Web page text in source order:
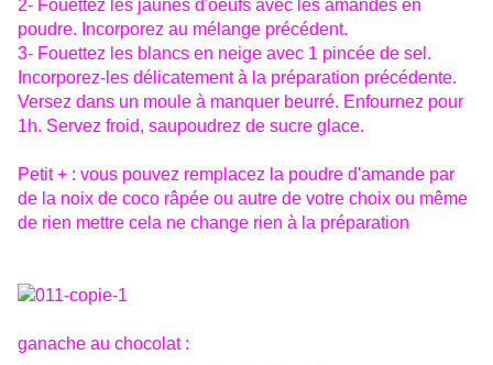
2- Fouettez les jaunes d'oeufs avec les amandes en
poudre. Incorporez au mélange précédent.
3- Fouettez les blancs en neige avec 1 pincée de sel.
Incorporez-les délicatement à la préparation précédente.
Versez dans un moule à manquer beurré. Enfournez pour
1h. Servez froid, saupoudrez de sucre glace.
Petit + : vous pouvez remplacez la poudre d'amande par
de la noix de coco râpée ou autre de votre choix ou même
de rien mettre cela ne change rien à la préparation
ganache au chocolat :